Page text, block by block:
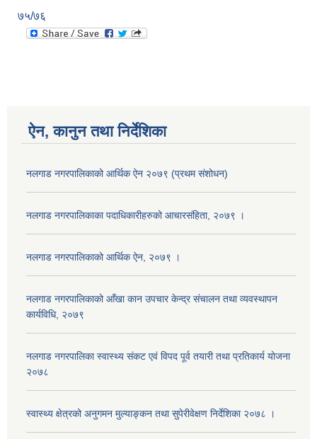
७५/७६
ऐन, कानुन तथा निर्देशिका
नलगाड नगरपालिकाको आर्थिक ऐन २०७९ (प्रथम संशोधन)
नलगाड नगरपालिकाका पदाधिकारीहरुको आचारसंहिता, २०७९ ।
नलगाड नगरपालिकाको आर्थिक ऐन, २०७९ ।
नलगाड नगरपालिकाको आँखा कान उपचार केन्द्र संचालन तथा व्यवस्थापन
कार्यविधि, २०७९
नलगाड नगरपालिका स्वास्थ्य संकट एवं विपद पूर्व तयारी तथा प्रतिकार्य योजना
२०७८
स्वास्थ्य क्षेत्रको अनुगमन मुल्याङ्कन तथा सुपेरीवेक्षण निर्देशिका २०७८ ।